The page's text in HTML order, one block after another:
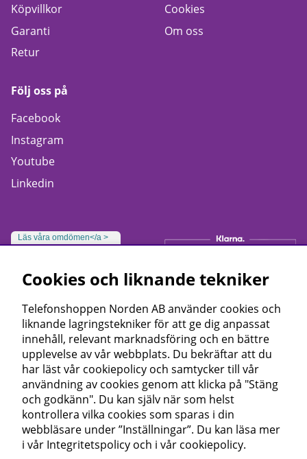
Köpvillkor
Garanti
Retur
Cookies
Om oss
Följ oss på
Facebook
Instagram
Youtube
Linkedin
Läs våra omdömen</a >
Cookies och liknande tekniker
Telefonshoppen Norden AB använder cookies och
liknande lagringstekniker för att ge dig anpassat
innehåll, relevant marknadsföring och en bättre
upplevelse av vår webbplats. Du bekräftar att du
har läst vår cookiepolicy och samtycker till vår
användning av cookies genom att klicka på "Stäng
och godkänn". Du kan själv när som helst
kontrollera vilka cookies som sparas i din
webbläsare under ”Inställningar”. Du kan läsa mer
i vår Integritetspolicy och i vår cookiepolicy.